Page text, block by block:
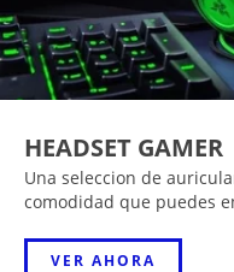
HEADSET GAMER
Una seleccion de
comodidad que puedes
VER AHORA